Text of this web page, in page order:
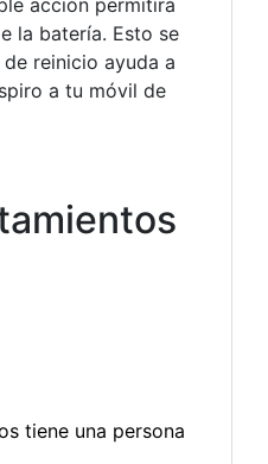
acción permitirá
la batería. Esto se
reinicio ayuda a
a tu móvil de